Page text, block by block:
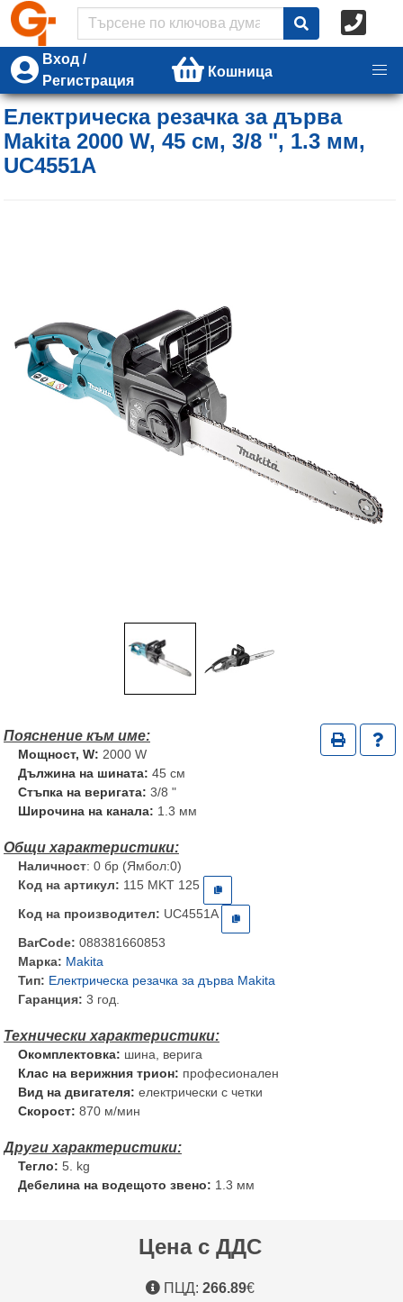
Вход /
Регистрация
Кошница
Електрическа резачка за дърва
Makita 2000 W, 45 см, 3/8 ", 1.3 мм,
UC4551A
Мощност, W: 2000 W
Дължина на шината: 45 см
Стъпка на веригата: 3/8 "
Широчина на канала: 1.3 мм
Наличност: 0 бр (Ямбол:0)
Код на артикул: 115 MKT 125
Код на производител: UC4551A
BarCode: 088381660853
Марка: Makita
Тип: Електрическа резачка за дърва Makita
Гаранция: 3 год.
Окомплектовка: шина, верига
Клас на верижния трион: професионален
Вид на двигателя: електрически с четки
Скорост: 870 м/мин
Тегло: 5. kg
Дебелина на водещото звено: 1.3 мм
Цена с ДДС
ПЦД: 266.89€